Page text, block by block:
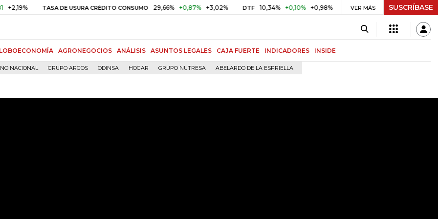
TASA DE USURA CRÉDITO CONSUMO 29,66% +0,87% +3,02% DTF 10,34% +0,10% +0,98% UVR $ 416,96 +$ 0,05 +0,01% BITCOIN
VER MÁS SUSCRÍBASE
AGRONEGOCIOS ANÁLISIS ASUNTOS LEGALES CAJA FUERTE INDICADORES INSIDE
NACIONAL GRUPO ARGOS ODINSA HOGAR GRUPO NUTRESA ABELARDO DE LA ESPRIELLA